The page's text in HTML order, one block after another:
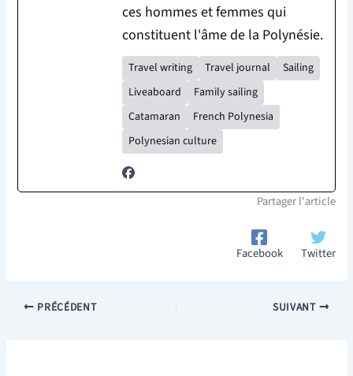
ces hommes et femmes qui
constituent l'âme de la Polynésie.
Travel writing Travel journal
Sailing
Liveaboard
Family sailing
Catamaran
French Polynesia
Polynesian culture
Partager l'article
Facebook Twitter
PRÉCÉDENT SUIVANT